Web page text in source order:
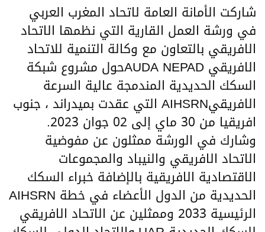
شاركت الأمانة العامة لاتحاد المغرب العربي
في ورشة العمل القارية التي نظمها الاتحاد
الافريقي بالتعاون مع وكالة التنمية للاتحاد
الافريقي AUDA NEPADحول مشروع شبكة
السكك الحديدية المندمجة عالية السرعة
الافريقيAIHSRN التي عقدت بميدراند ، جنوب
افريقيا من 30 ماي إلى 02 جوان 2023.
وشارك في الورشة ممثلون عن مفوضية
الاتحاد الافريقي والنيباد والمجموعات
الاقتصادية الافريقية بالإضافة خبراء السكك
الحديدية من الدول الأعضاء في خطة AIHSRN
الرئيسية 2033 وممثلين عن الاتحاد الافريقي